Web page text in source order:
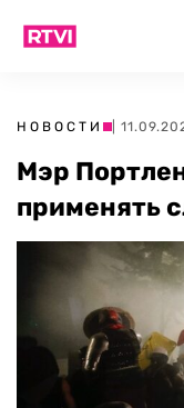
НОВОСТИ |
Мэр
применять